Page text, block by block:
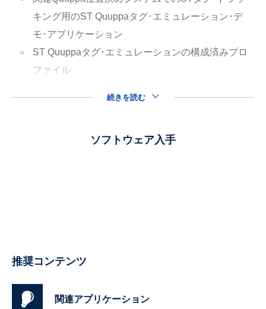
キング用のST Quuppaタグ･エミュレーション･デ
モ･アプリケーション
ST Quuppaタグ･エミュレーションの構成済みプロ
ファイル
続きを読む
ソフトウェア入手
推奨コンテンツ
関連アプリケーション